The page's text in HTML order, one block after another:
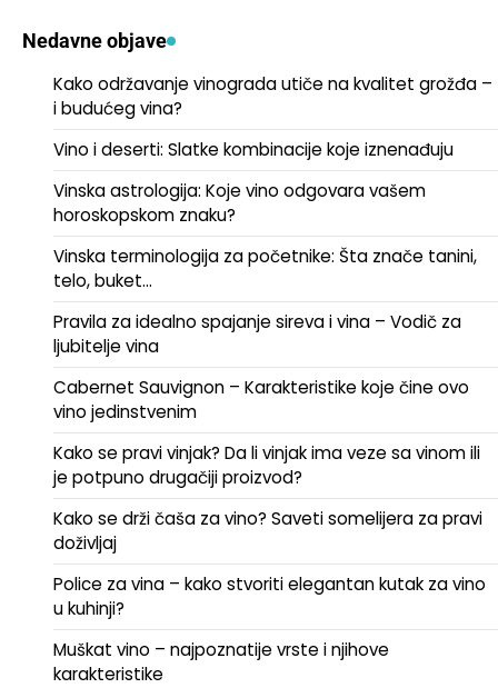
Nedavne objave
Kako održavanje vinograda utiče na kvalitet grožđa –
i budućeg vina?
Vino i deserti: Slatke kombinacije koje iznenađuju
Vinska astrologija: Koje vino odgovara vašem
horoskopskom znaku?
Vinska terminologija za početnike: Šta znače tanini,
telo, buket…
Pravila za idealno spajanje sireva i vina – Vodič za
ljubitelje vina
Cabernet Sauvignon – Karakteristike koje čine ovo
vino jedinstvenim
Kako se pravi vinjak? Da li vinjak ima veze sa vinom ili
je potpuno drugačiji proizvod?
Kako se drži čaša za vino? Saveti somelijera za pravi
doživljaj
Police za vina – kako stvoriti elegantan kutak za vino
u kuhinji?
Muškat vino – najpoznatije vrste i njihove
karakteristike